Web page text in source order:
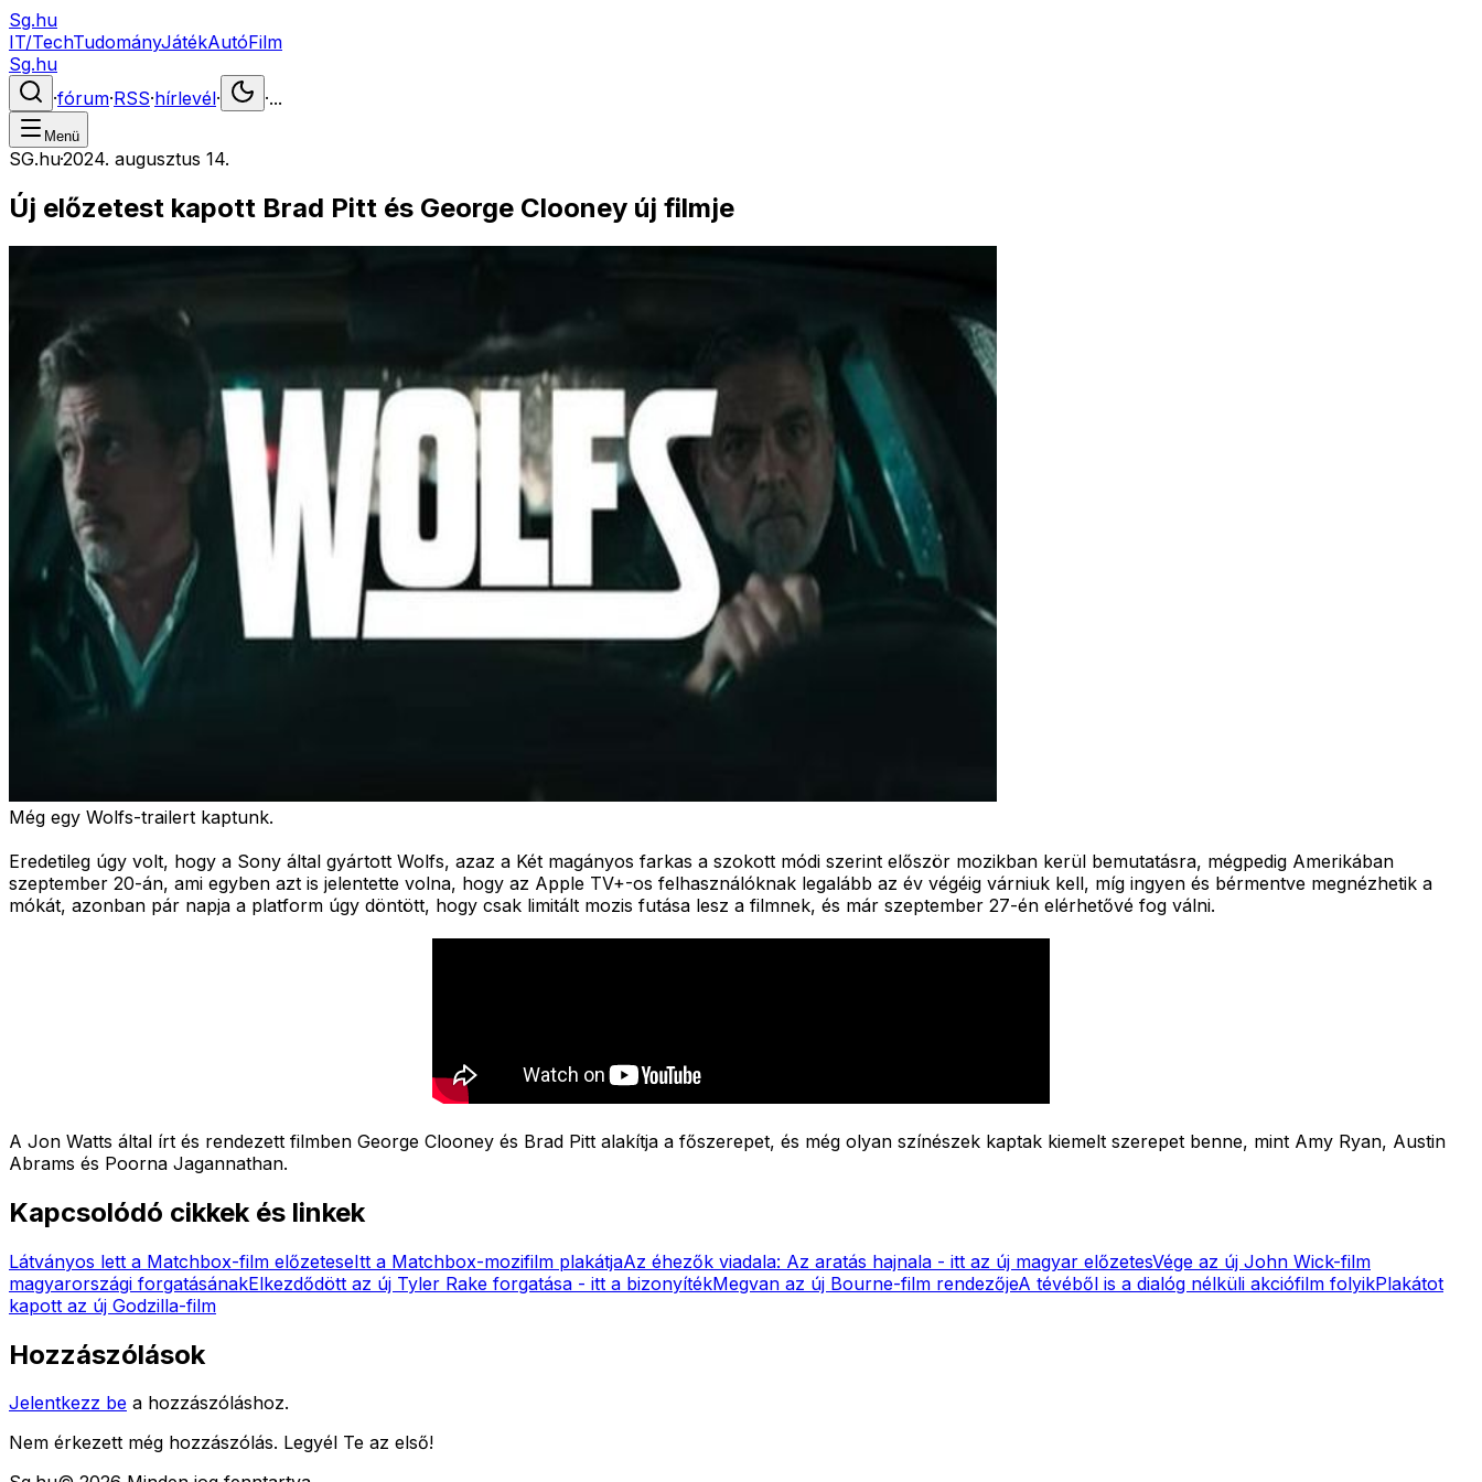
Sg.hu
IT/TechTudományJátékAutóFilm
Sg.hu
·fórum·RSS·hírlevél· ·...
Menü
SG.hu·2024. augusztus 14.
Új előzetest kapott Brad Pitt és George Clooney új filmje
Még egy Wolfs-trailert kaptunk.
Eredetileg úgy volt, hogy a Sony által gyártott Wolfs, azaz a Két magányos farkas a szokott módi szerint először mozikban kerül bemutatásra, mégpedig Amerikában
szeptember 20-án, ami egyben azt is jelentette volna, hogy az Apple TV+-os felhasználóknak legalább az év végéig várniuk kell, míg ingyen és bérmentve megnézhetik a
mókát, azonban pár napja a platform úgy döntött, hogy csak limitált mozis futása lesz a filmnek, és már szeptember 27-én elérhetővé fog válni.
A Jon Watts által írt és rendezett filmben George Clooney és Brad Pitt alakítja a főszerepet, és még olyan színészek kaptak kiemelt szerepet benne, mint Amy Ryan, Austin
Abrams és Poorna Jagannathan.
Kapcsolódó cikkek és linkek
Látványos lett a Matchbox-film előzeteseItt a Matchbox-mozifilm plakátjaAz éhezők viadala: Az aratás hajnala - itt az új magyar előzetesVége az új John Wick-film
magyarországi forgatásánakElkezdődött az új Tyler Rake forgatása - itt a bizonyítékMegvan az új Bourne-film rendezőjeA tévéből is a dialóg nélküli akciófilm folyikPlakátot
kapott az új Godzilla-film
Hozzászólások
Jelentkezz be a hozzászóláshoz.
Nem érkezett még hozzászólás. Legyél Te az első!